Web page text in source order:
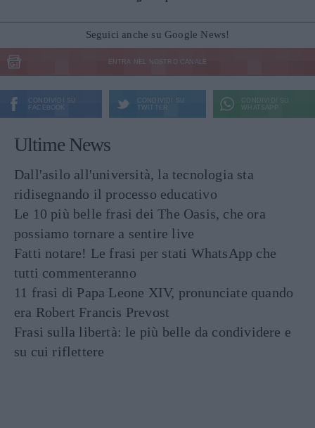
Seguici anche su Google News!
ENTRA NEL NOSTRO CANALE
CONDIVIDI SU
FACEBOOK
CONDIVIDI SU
TWITTER
CONDIVIDI SU
WHATSAPP
Ultime News
Dall'asilo all'università, la tecnologia sta
ridisegnando il processo educativo
Le 10 più belle frasi dei The Oasis, che ora
possiamo tornare a sentire live
Fatti notare! Le frasi per stati WhatsApp che
tutti commenteranno
11 frasi di Papa Leone XIV, pronunciate quando
era Robert Francis Prevost
Frasi sulla libertà: le più belle da condividere e
su cui riflettere